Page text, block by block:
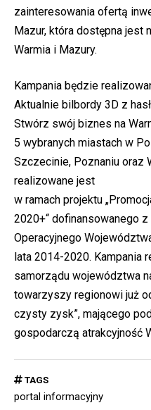
zainteresowania ofertą
Mazur, która dostępna jest
Warmia i Mazury.
Kampania będzie
Aktualnie bilbordy 3D z
Stwórz swój biznes na
5 wybranych miastach w
Szczecinie, Poznaniu oraz
realizowane jest
w ramach projektu
2020+“ dofinansowanego
Operacyjnego
lata 2014-2020. Kampania
samorządu województwa
towarzyszy regionowi już
czysty zysk”, mającego
gospodarczą atrakcyjność
TAGS
portal informacyjny